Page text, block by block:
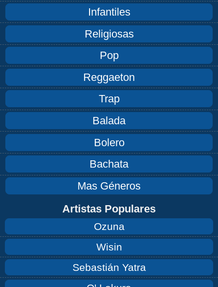
Infantiles
Religiosas
Pop
Reggaeton
Trap
Balada
Bolero
Bachata
Mas Géneros
Artistas Populares
Ozuna
Wisin
Sebastián Yatra